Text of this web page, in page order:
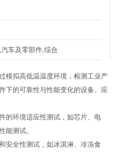
车及零部件,综合
模拟高低温温度环境，检测工业产
下的可靠性与性能变化的设备。应
的环境适应性测试，如芯片、电
能测试‌。
安全性测试，如冰淇淋、冷冻食